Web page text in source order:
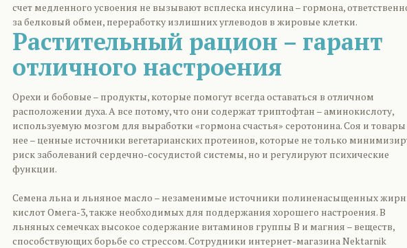
счет медленного усвоения не вызывают всплеска инсулина – гормона,
за белковый обмен, переработку излишних углеводов в жировые клетки.
Растительный рацион – гарант
отличного настроения
Орехи и бобовые – продукты, которые помогут всегда оставаться в отличном
расположении духа. А все потому, что они содержат триптофтан – аминокислоту,
используемую мозгом для выработки «гормона счастья» серотонина. Соя и товары
нее – ценные источники вегетарианских протеинов, которые не только
риск заболеваний сердечно-сосудистой системы, но и регулируют психические
функции.
Семена льна и льняное масло – незаменимые источники полиненасыщенных
кислот Омега-3, также необходимых для поддержания хорошего настроения. В
льняных семечках высокое содержание витаминов группы B и магния – веществ,
способствующих борьбе со стрессом. Сотрудники интернет-магазина Nektarnik